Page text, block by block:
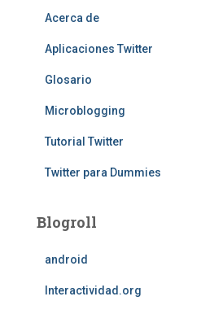
Acerca de
Aplicaciones Twitter
Glosario
Microblogging
Tutorial Twitter
Twitter para Dummies
Blogroll
android
Interactividad.org